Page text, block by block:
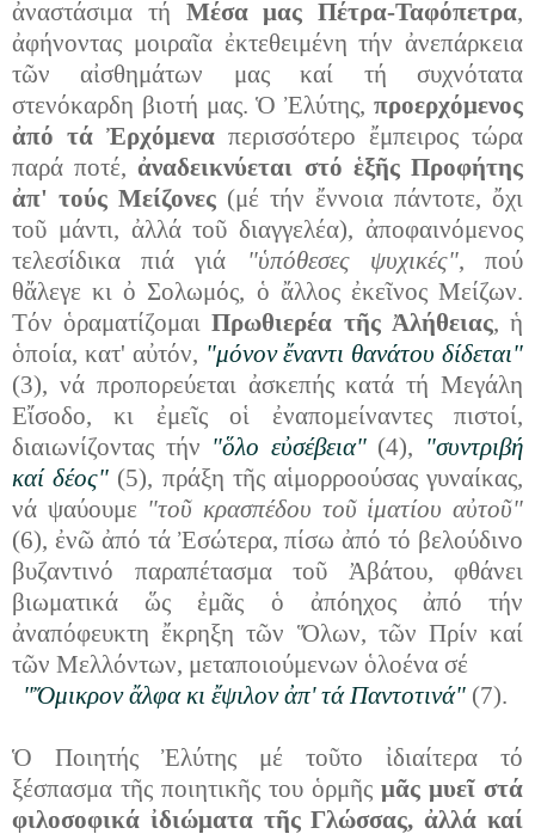
ἀναστάσιμα τή Μέσα μας Πέτρα-Ταφόπετρα,
ἀφήνοντας μοιραῖα ἐκτεθειμένη τήν ἀνεπάρκεια
τῶν αἰσθημάτων μας καί τή συχνότατα
στενόκαρδη βιοτή μας. Ὁ Ἐλύτης, προερχόμενος
ἀπό τά Ἐρχόμενα περισσότερο ἔμπειρος τώρα
παρά ποτέ,ἀναδεικνύεται στό ἑξῆς Προφήτης
ἀπ' τούς Μείζονες (μέ τήν ἔννοια πάντοτε, ὄχι
τοῦ μάντι, ἀλλά τοῦ διαγγελέα), ἀποφαινόμενος
τελεσίδικα πιά γιά
"ὑπόθεσες ψυχικές", πού
θἄλεγε κι ὀ Σολωμός, ὁ ἄλλος ἐκεῖνος Μείζων.
Τόν ὁραματίζομαιΠρωθιερέα τῆς Ἀλήθειας, ἡ
ὁποία, κατ' αὐτόν, "μόνον ἔναντι θανάτου δίδεται"
(3), νά προπορεύεται ἀσκεπής κατά τή Μεγάλη
Εἴσοδο, κι ἐμεῖς οἱ ἐναπομείναντες πιστοί,
διαιωνίζοντας τήν "ὅλο εὐσέβεια"(4), "συντριβή
καί δέος" (5), πράξη τῆς αἱμορροούσας γυναίκας,
νά ψαύουμε "τοῦ κρασπέδου τοῦ ἱματίου αὐτοῦ"
(6), ἐνῶ ἀπό τά Ἐσώτερα, πίσω ἀπό τό βελούδινο
βυζαντινό παραπέτασμα τοῦ Ἀβάτου, φθάνει
βιωματικά ὥς ἐμᾶς ὁ ἀπόηχος ἀπό τήν
ἀναπόφευκτη ἔκρηξη τῶν Ὅλων, τῶν Πρίν καί
τῶν Μελλόντων, μεταποιούμενων ὁλοένα σέ
"Ὄμικρον ἄλφα κι ἔψιλον ἀπ' τά Παντοτινά"(7).
Ὁ Ποιητής Ἐλύτης μέ τοῦτο ἰδιαίτερα τό
ξέσπασμα τῆς ποιητικῆς του ὁρμῆς μᾶς μυεῖ στά
φιλοσοφικά ἰδιώματα τῆς Γλώσσας, ἀλλά καί